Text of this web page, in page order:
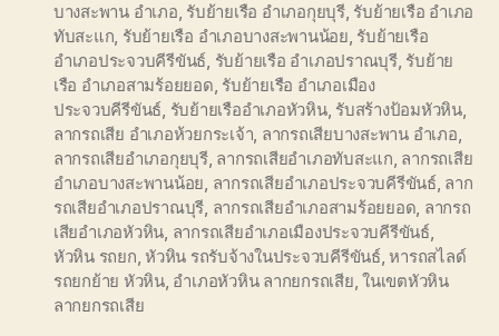
บางสะพาน อำเภอ, รับย้ายเรือ อำเภอกุยบุรี, รับย้ายเรือ อำเภอ
ทับสะแก, รับย้ายเรือ อำเภอบางสะพานน้อย, รับย้ายเรือ
อำเภอประจวบคีรีขันธ์, รับย้ายเรือ อำเภอปราณบุรี, รับย้าย
เรือ อำเภอสามร้อยยอด, รับย้ายเรือ อำเภอเมือง
ประจวบคีรีขันธ์, รับย้ายเรืออำเภอหัวหิน, รับสร้างป้อมหัวหิน,
ลากรถเสีย อำเภอห้วยกระเจ้า, ลากรถเสียบางสะพาน อำเภอ,
ลากรถเสียอำเภอกุยบุรี, ลากรถเสียอำเภอทับสะแก, ลากรถเสีย
อำเภอบางสะพานน้อย, ลากรถเสียอำเภอประจวบคีรีขันธ์, ลาก
รถเสียอำเภอปราณบุรี, ลากรถเสียอำเภอสามร้อยยอด, ลากรถ
เสียอำเภอหัวหิน, ลากรถเสียอำเภอเมืองประจวบคีรีขันธ์,
หัวหิน รถยก,หัวหิน รถรับจ้างในประจวบคีรีขันธ์,หารถสไลด์
รถยกย้าย หัวหิน, อำเภอหัวหิน ลากยกรถเสีย,ในเขตหัวหิน
ลากยกรถเสีย